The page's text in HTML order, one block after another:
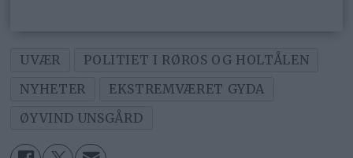
UVÆR
POLITIET I RØROS OG HOLTÅLEN
NYHETER
EKSTREMVÆRET GYDA
ØYVIND UNSGÅRD